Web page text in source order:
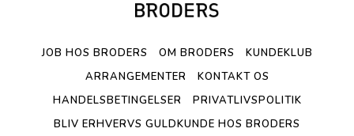
JOB HOS BRODERS OM BRODERS
KUNDEKLUB
ARRANGEMENTER
KONTAKT OS
HANDELSBETINGELSER
PRIVATLIVSPOLITIK
BLIV ERHVERVS GULDKUNDE HOS BRODERS